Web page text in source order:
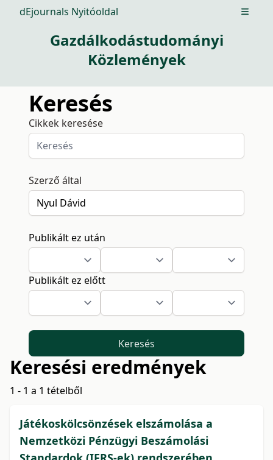
dEjournals Nyitóoldal Open
Gazdálkodástudományi
Közlemények
Keresés
Cikkek keresése
Szerző által
Publikált ez után
Publikált ez előtt
Keresés
Keresési eredmények
1 - 1 a 1 tételből
Játékoskölcsönzések elszámolása a
Nemzetközi Pénzügyi Beszámolási